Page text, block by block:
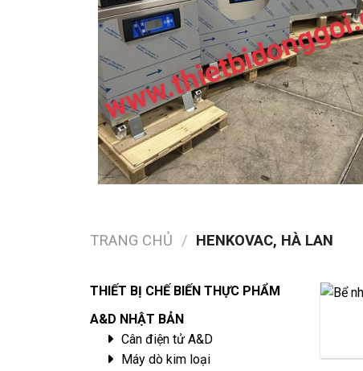
TRANG CHỦ / HENKOVAC, HÀ LAN
THIẾT BỊ CHẾ BIẾN THỰC PHẨM
A&D NHẬT BẢN
Cân điện tử A&D
Máy dò kim loại